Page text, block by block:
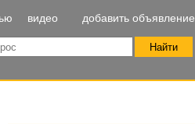
видео добавить объявление